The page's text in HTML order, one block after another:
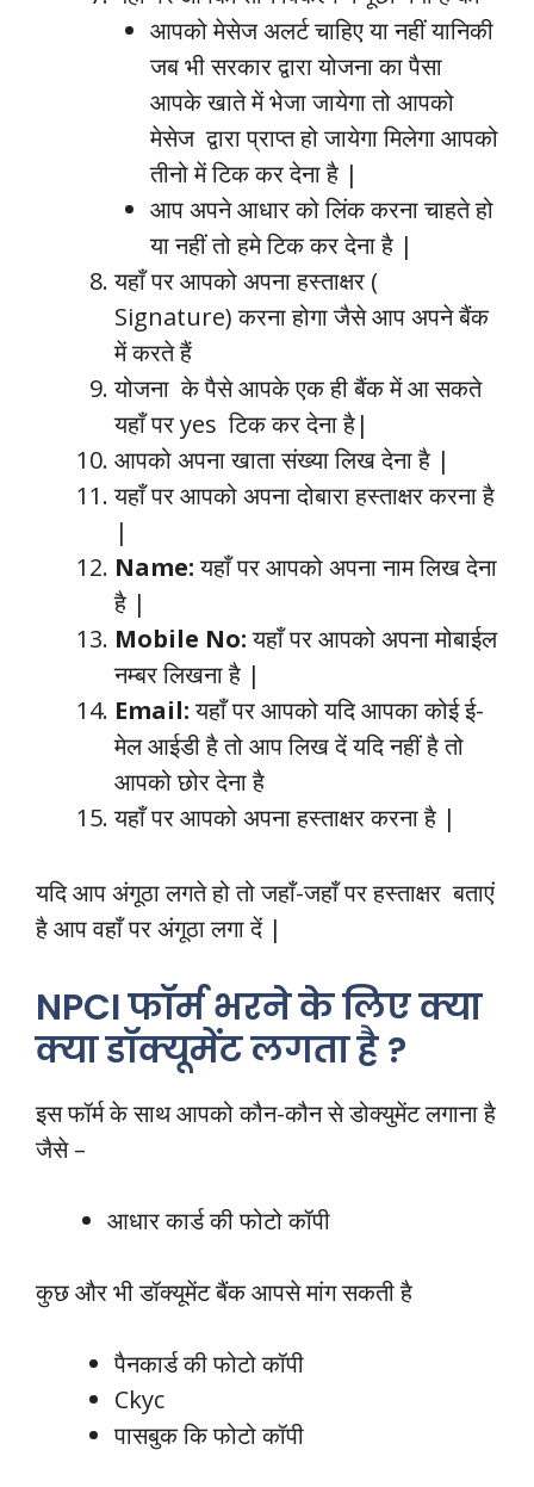
आपको मेसेज अलर्ट चाहिए या नहीं यानिकी
जब भी सरकार द्वारा योजना का पैसा
आपके खाते में भेजा जायेगा तो आपको
मेसेज द्वारा प्राप्त हो जायेगा मिलेगा आपको
तीनो में टिक कर देना है |
आप अपने आधार को लिंक करना चाहते हो
या नहीं तो हमे टिक कर देना है |
यहाँ पर आपको अपना हस्ताक्षर (
Signature) करना होगा जैसे आप अपने बैंक
में करते हैं
योजना के पैसे आपके एक ही बैंक में आ सकते
यहाँ पर yes टिक कर देना है|
आपको अपना खाता संख्या लिख देना है |
यहाँ पर आपको अपना दोबारा हस्ताक्षर करना है
|
Name:यहाँ पर आपको अपना नाम लिख देना
है |
Mobile No:यहाँ पर आपको अपना मोबाईल
नम्बर लिखना है |
Email:यहाँ पर आपको यदि आपका कोई ई-
मेल आईडी है तो आप लिख दें यदि नहीं है तो
आपको छोर देना है
यहाँ पर आपको अपना हस्ताक्षर करना है |
यदि आप अंगूठा लगते हो तो जहाँ-जहाँ पर हस्ताक्षर बताएं
है आप वहाँ पर अंगूठा लगा दें |
NPCI फॉर्म भरने के लिए क्या
क्या डॉक्यूमेंट लगता है ?
इस फॉर्म के साथ आपको कौन-कौन से डोक्युमेंट लगाना है
जैसे –
आधार कार्ड की फोटो कॉपी
कुछ और भी डॉक्यूमेंट बैंक आपसे मांग सकती है
पैनकार्ड की फोटो कॉपी
Ckyc
पासबुक कि फोटो कॉपी